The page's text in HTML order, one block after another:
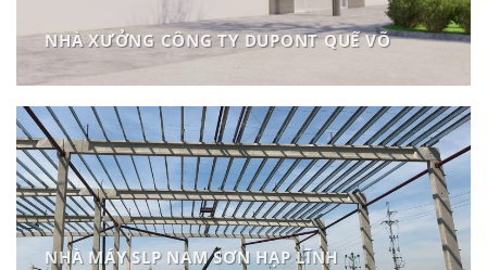
NHÀ XƯỞNG CÔNG TY DUPONT QUẾ VÕ
NHÀ MÁY SLP NAM SƠN HẠP LĨNH